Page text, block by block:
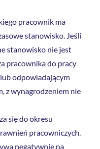
pracownik ma
stanowisko. Jeśli
stanowisko nie jest
pracownika do pracy
odpowiadającym
z wynagrodzeniem nie
się do okresu
pracowniczych.
negatywnie na